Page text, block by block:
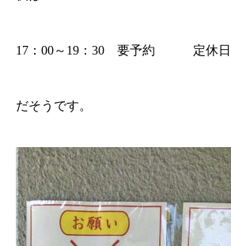
17：00～19：30 要予約 定休日
だそうです。